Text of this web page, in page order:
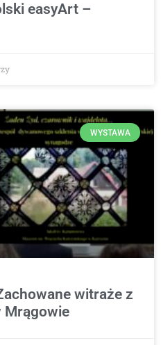
easyArt –
WYSTAWA
witraże z
Mrągowie